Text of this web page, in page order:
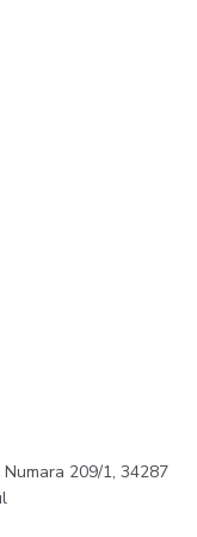
Numara 209/1, 34287